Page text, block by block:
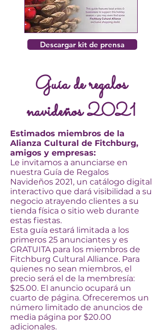
Descargar kit de prensa
Guía de regalos
navideños 2021
Estimados miembros de la
Alianza Cultural de Fitchburg,
amigos y empresas:
Le invitamos a anunciarse en
nuestra Guía de Regalos
Navideños 2021, un catálogo digital
interactivo que dará visibilidad a su
negocio atrayendo clientes a su
tienda física o sitio web durante
estas fiestas.
Esta guía estará limitada a los
primeros 25 anunciantes y es
GRATUITA para los miembros de
Fitchburg Cultural Alliance. Para
quienes no sean miembros, el
precio será el de la membresía:
$25.00. El anuncio ocupará un
cuarto de página. Ofreceremos un
número limitado de anuncios de
media página por $20.00
adicionales.